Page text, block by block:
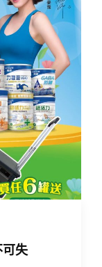
可失